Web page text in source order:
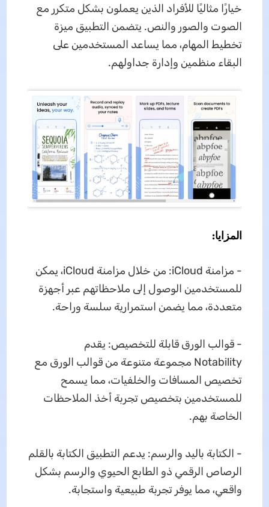
خيارًا مثاليًا للأفراد الذين يعملون بشكل متكرر مع
الصوت والصور والنص. يتضمن التطبيق ميزة
تخطيط المهام، مما يساعد المستخدمين على
البقاء منظمين وإدارة جداولهم.
المزايا:
- مزامنة iCloud: من خلال مزامنة iCloud، يمكن
للمستخدمين الوصول إلى ملاحظاتهم عبر أجهزة
متعددة، مما يضمن استمرارية سلسة وراحة.
- قوالب الورق قابلة للتخصيص: يقدم
Notability مجموعة متنوعة من قوالب الورق مع
تخصيص المسافات والخلفيات، مما يسمح
للمستخدمين بتخصيص تجربة أخذ الملاحظات
الخاصة بهم.
- الكتابة باليد والرسم: يدعم التطبيق الكتابة بالقلم
الرصاص الرقمي ذو الطابع الحيوي والرسم بشكل
واقعي، مما يوفر تجربة طبيعية واستجابة.